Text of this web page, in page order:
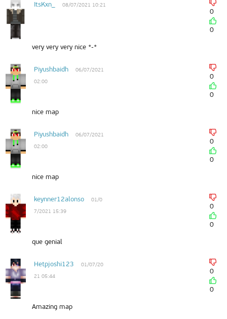
ItsKxn_ 08/07/2021 10:21
0
0
very very very nice *-*
Piyushbaidh
06/07/2021
02:00
0
0
nice map
Piyushbaidh
06/07/2021
02:00
0
0
nice map
keynner12alonso
01/0
7/2021 15:39
0
0
que genial
Hetpjoshi123
01/07/20
21 05:44
0
0
Amazing map